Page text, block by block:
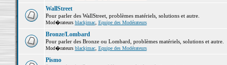
WallStreet
Pour parler des WallStreet, problèmes matériels, solutions et autre.
Mod�rateurs blackjmac, Equipe des Modérateurs
Bronze/Lombard
Pour parler des Bronze ou Lombard, problèmes matériels, solutions et autre.
Mod�rateurs blackjmac, Equipe des Modérateurs
Pismo